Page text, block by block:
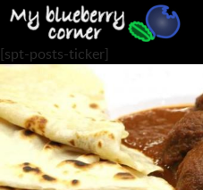
Szukaj
PRZEJDŹ
DO
TREŚCI
[spt-posts-ticker]